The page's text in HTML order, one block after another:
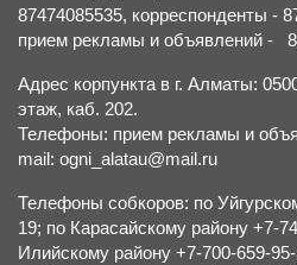
87474085535, корреспонденты -
прием рекламы и объявлений -
Адрес корпункта в г. Алматы:
этаж, каб. 202.
Телефоны: прием рекламы и
mail: ogni_alatau@mail.ru
Телефоны собкоров: по
19; по Карасайскому району +7-
Илийскому району +7-700-659-